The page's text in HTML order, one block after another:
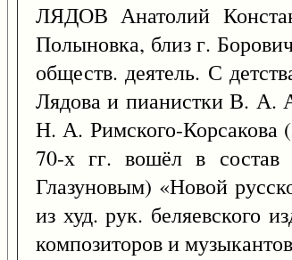
ЛЯДОВ Анатолий
Полыновка, близ г.
обществ. деятель. С
Лядова и пианистки В. А.
Н. А. Римского-Корсакова
70-х гг. вошёл в состав
Глазуновым) «Новой
из худ. рук. беляевского
композиторов и